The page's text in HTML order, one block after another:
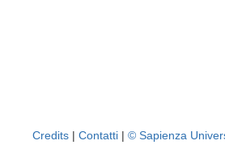
Credits | Contatti | © Sapienza